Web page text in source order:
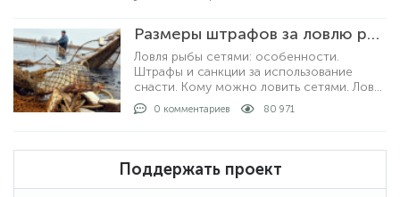
день известно о полутора тысячах видов
Размеры штрафов за ловлю рыбы сетями
Ловля рыбы сетями: особенности.
Штрафы и санкции за использование
снасти. Кому можно ловить сетями. Ловля
рыбы с берега и на лодке: как проходит
процедура. Получение лицензии: кто
0 комментариев 80 971
Поддержать проект